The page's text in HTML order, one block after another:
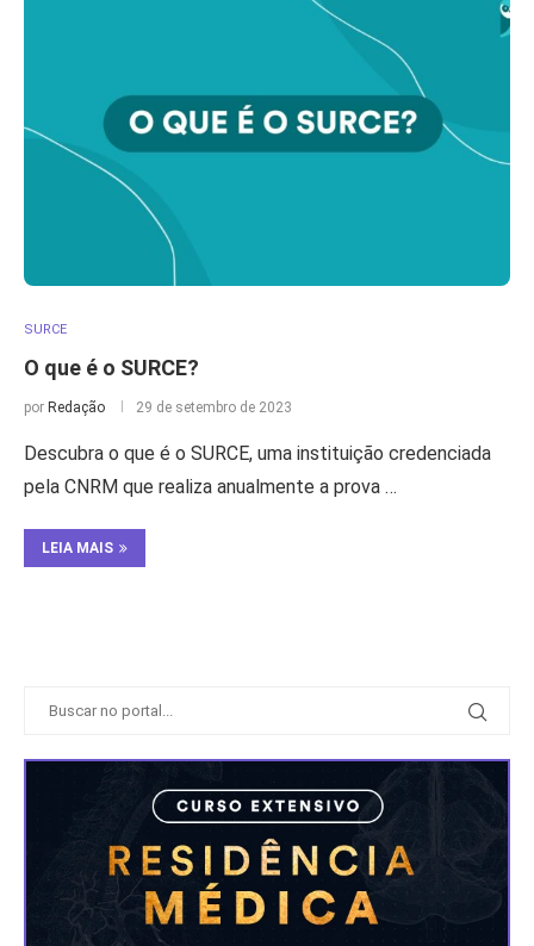
SURCE
O que é o SURCE?
por Redação 29 de setembro de 2023
Descubra o que é o SURCE, uma instituição credenciada
pela CNRM que realiza anualmente a prova …
LEIA MAIS